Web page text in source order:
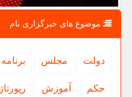
موضوع های خبرگزاری نام
دولت مجلس برنامه
حكم آموزش رپورتاژ